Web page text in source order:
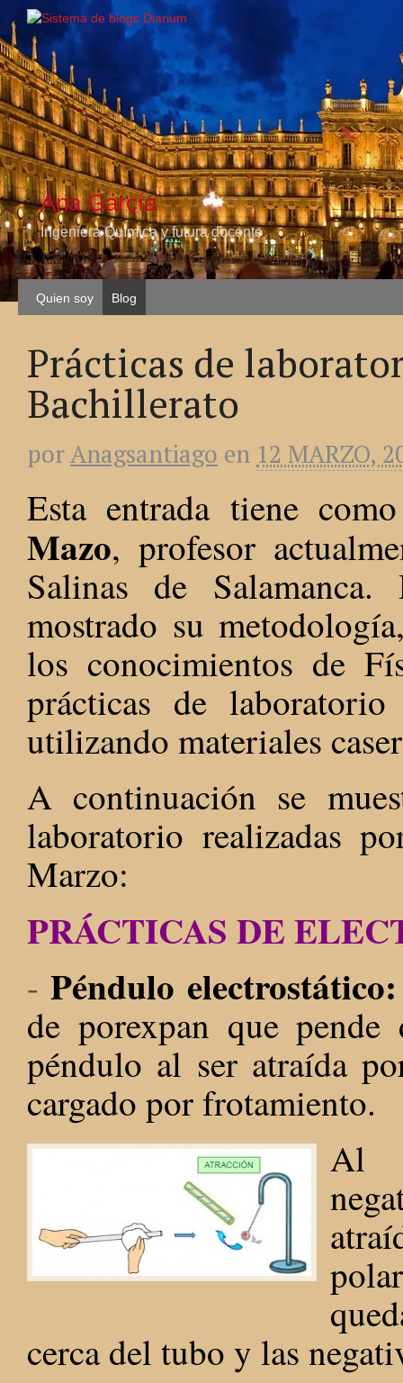
Ana García
Ingeniera Química y futura docente
Quien soy Blog
Prácticas de
Bachillerato
porAnagsantiago en 12 MARZO,
Esta entrada tiene
Mazo, profesor
Salinas de
mostrado su
los conocimientos de
prácticas de
utilizando materiales
A continuación se
laboratorio realizadas
Marzo:
PRÁCTICAS DE
-Péndulo
de porexpan que
péndulo al ser atraída
cargado por frotamiento.
Al
cerca del tubo y las